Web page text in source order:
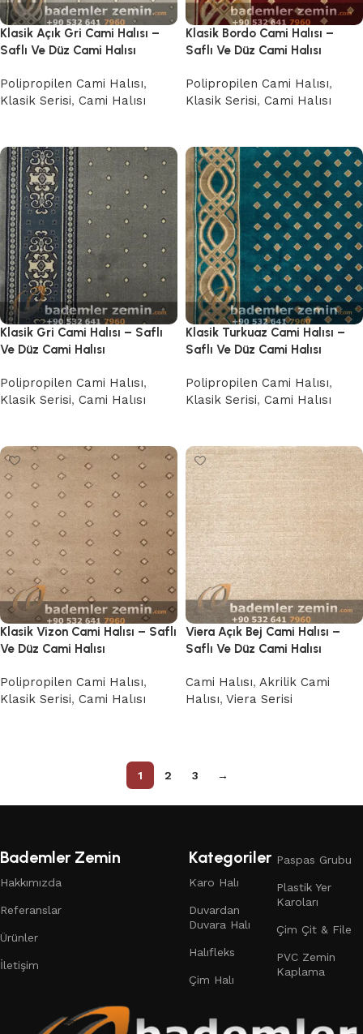
Klasik Açık Gri Cami Halısı –
Saflı Ve Düz Cami Halısı
Polipropilen Cami Halısı,
Klasik Serisi, Cami Halısı
Klasik Bordo Cami Halısı –
Saflı Ve Düz Cami Halısı
Polipropilen Cami Halısı,
Klasik Serisi, Cami Halısı
Klasik Gri Cami Halısı – Saflı
Ve Düz Cami Halısı
Polipropilen Cami Halısı,
Klasik Serisi, Cami Halısı
Klasik Turkuaz Cami Halısı –
Saflı Ve Düz Cami Halısı
Polipropilen Cami Halısı,
Klasik Serisi, Cami Halısı
Klasik Vizon Cami Halısı – Saflı
Ve Düz Cami Halısı
Polipropilen Cami Halısı,
Klasik Serisi, Cami Halısı
Viera Açık Bej Cami Halısı –
Saflı Ve Düz Cami Halısı
Cami Halısı, Akrilik Cami
Halısı, Viera Serisi
1 2 3 →
Bademler Zemin
Hakkımızda
Referanslar
Ürünler
İletişim
Kategoriler
Karo Halı
Duvardan
Duvara Halı
Halıfleks
Çim Halı
Paspas Grubu
Plastik Yer
Karoları
Çim Çit & File
PVC Zemin
Kaplama